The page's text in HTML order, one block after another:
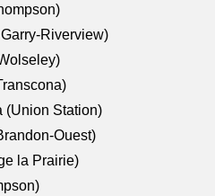
Riverview)
(Union Station)
Ouest)
la Prairie)